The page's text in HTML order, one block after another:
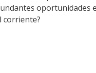
oportunidades
corriente?